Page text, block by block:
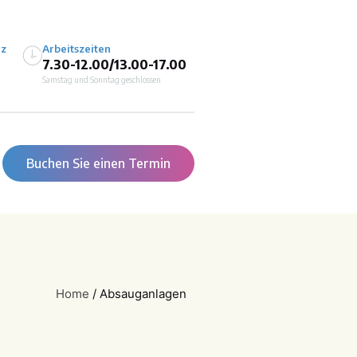
Arbeitszeiten
7.30-12.00/13.00-17.00
Samstag und Sonntag geschlossen
Buchen Sie einen Termin
Home / Absauganlagen